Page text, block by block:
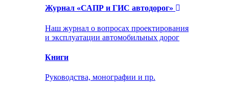
Журнал «САПР и ГИС автодорог»
Наш журнал о вопросах проектирования
и эксплуатации автомобильных дорог
Книги
Руководства, монографии и пр.